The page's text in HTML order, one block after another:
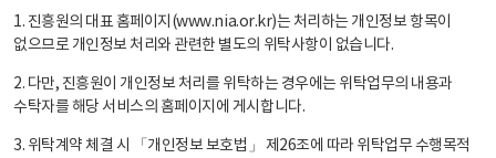
1. 진흥원의 대표 홈페이지(www.nia.or.kr)는 처리하는 개인정보 항목이
없으므로 개인정보 처리와 관련한 별도의 위탁사항이 없습니다.
2. 다만, 진흥원이 개인정보 처리를 위탁하는 경우에는 위탁업무의 내용과
수탁자를 해당 서비스의 홈페이지에 게시합니다.
3. 위탁계약 체결 시 「개인정보 보호법」 제26조에 따라 위탁업무 수행목적